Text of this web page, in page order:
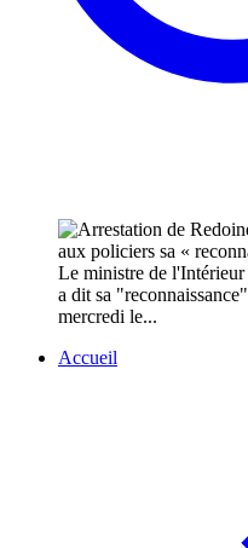
Le ministre de
a dit sa
mercredi le...
Accueil